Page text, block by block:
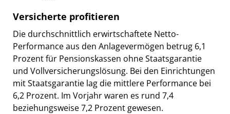
Versicherte profitieren
Die durchschnittlich erwirtschaftete Netto-
Performance aus den Anlagevermögen betrug 6,1
Prozent für Pensionskassen ohne Staatsgarantie
und Vollversicherungslösung. Bei den Einrichtungen
mit Staatsgarantie lag die mittlere Performance bei
6,2 Prozent. Im Vorjahr waren es rund 7,4
beziehungsweise 7,2 Prozent gewesen.